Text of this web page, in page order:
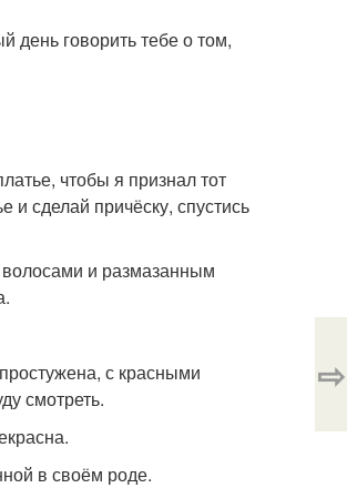
день говорить тебе о том,
чтобы я признал тот
и сделай причёску, спустись
и размазанным
с красными
смотреть.
в своём роде.
⇨